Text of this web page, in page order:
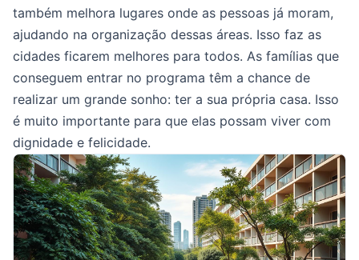
também melhora lugares onde as pessoas já moram,
ajudando na organização dessas áreas. Isso faz as
cidades ficarem melhores para todos. As famílias que
conseguem entrar no programa têm a chance de
realizar um grande sonho: ter a sua própria casa. Isso
é muito importante para que elas possam viver com
dignidade e felicidade.